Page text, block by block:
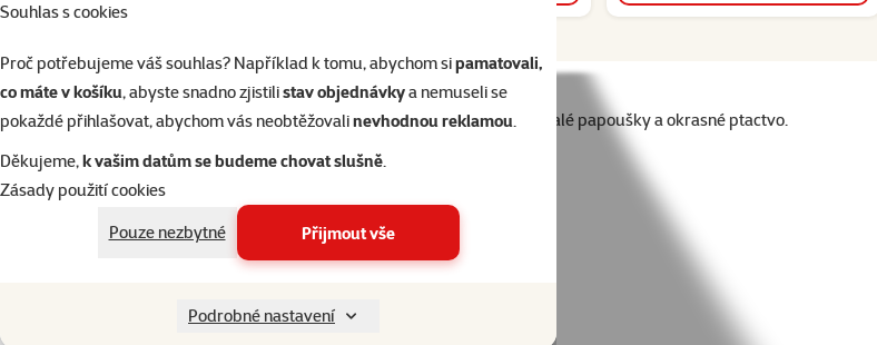
Souhlas s cookies
Proč potřebujeme váš souhlas? Například k tomu, abychom sipamatovali,
co máte v košíku, abyste snadno zjistilistav objednávkya nemuseli se
pokaždé přihlašovat, abychom vás neobtěžovalinevhodnou reklamou.
Děkujeme,k vašim datům se budeme chovat slušně.
Zásady použití cookies
Pouze nezbytné
Přijmout vše
Podrobné nastavení
superzoo.product.detail.content
Doplňkové krmivo s olejem z tresčích jater k podpoře vitality pro andulky, malé papoušky a okrasné ptactvo.
obiloviny, tuky a oleje, kvasnice, cukry, minerální látky, lecitin.
Denní krmná dávka je uvedena na obalu.